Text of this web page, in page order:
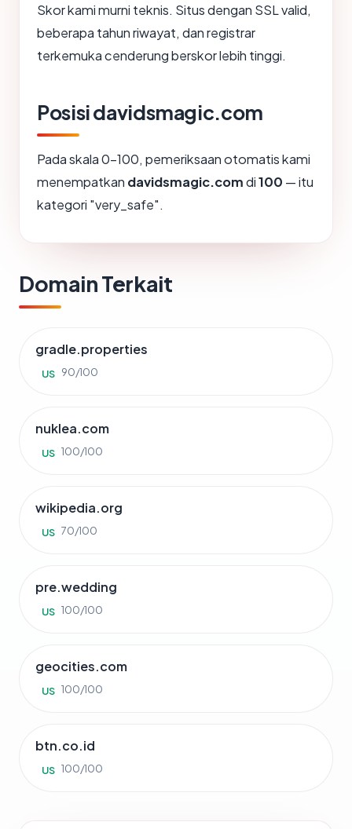
Skor kami murni teknis. Situs dengan SSL valid,
beberapa tahun riwayat, dan registrar
terkemuka cenderung berskor lebih tinggi.
Posisi davidsmagic.com
Pada skala 0-100, pemeriksaan otomatis kami
menempatkan davidsmagic.comdi100 — itu
kategori "very_safe".
Domain Terkait
gradle.properties
US 90/100
nuklea.com
US 100/100
wikipedia.org
US 70/100
pre.wedding
US 100/100
geocities.com
US 100/100
btn.co.id
US 100/100